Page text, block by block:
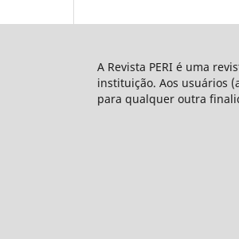
A Revista PERI é uma
instituição. Aos usuários
para qualquer outra